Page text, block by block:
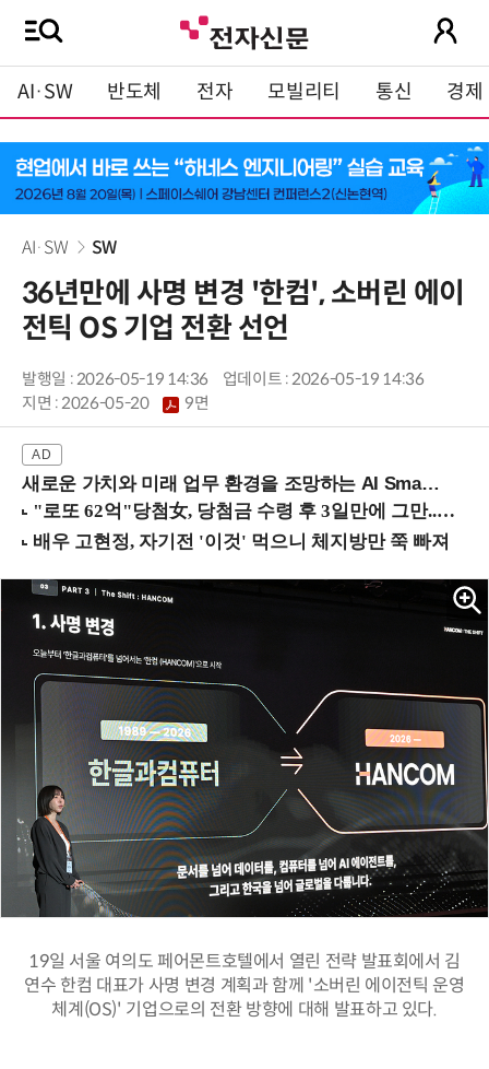
AI·SW 반도체 전자 모빌리티 통신 경제
AI·SW SW
36년만에 사명 변경 '한컴', 소버린 에이
전틱 OS 기업 전환 선언
발행일 : 2026-05-19 14:36
업데이트 : 2026-05-19 14:36
지면 :2026-05-20 9면
새로운 가치와 미래 업무 환경을 조망하는 AI Smart Work Summit 2026 (9/11 코엑스)
19일 서울 여의도 페어몬트호텔에서 열린 전략 발표회에서 김
연수 한컴 대표가 사명 변경 계획과 함께 '소버린 에이전틱 운영
체계(OS)' 기업으로의 전환 방향에 대해 발표하고 있다.